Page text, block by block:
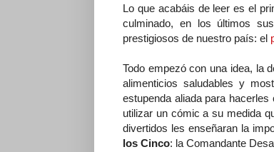
Lo que acabáis de leer es el
culminado, en los últimos
prestigiosos de nuestro país: el
Todo empezó con una idea, la
alimenticios saludables y
estupenda aliada para
utilizar un cómic a su medida
divertidos les enseñaran la
los Cinco: la Comandante